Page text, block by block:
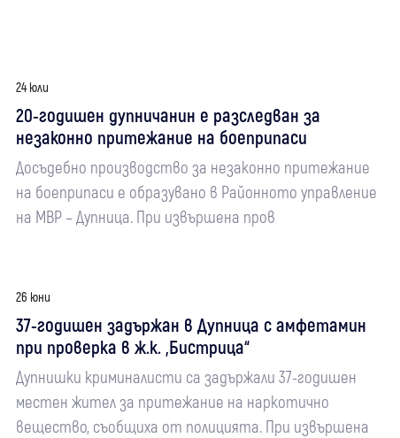
24 юли
20-годишен дупничанин е разследван за
незаконно притежание на боеприпаси
Досъдебно производство за незаконно притежание
на боеприпаси е образувано в Районното управление
на МВР – Дупница. При извършена пров
26 юни
37-годишен задържан в Дупница с амфетамин
при проверка в ж.к. „Бистрица“
Дупнишки криминалисти са задържали 37-годишен
местен жител за притежание на наркотично
вещество, съобщиха от полицията. При извършена